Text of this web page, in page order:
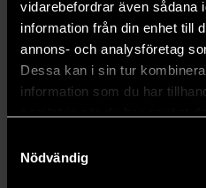
vidarebefordrar även sådana
information från din enhet till
annons- och analysföretag
Dessa kan i sin tur
information som du har
Nödvändig
199 kr
Beställ